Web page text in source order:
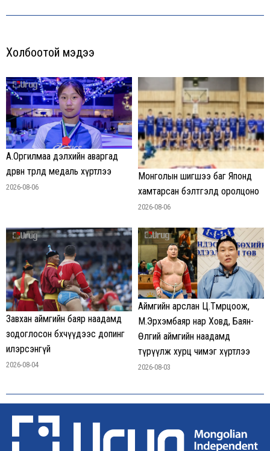
Холбоотой мэдээ
А.Оргилмаа дэлхийн аваргад
дөрвөн төрөлд медаль хүртлээ
2026-08-06
Монголын шигшээ баг Японд
хамтарсан бэлтгэлд оролцоно
2026-08-06
Завхан аймгийн баяр наадамд
зодоглосон бөхчүүдээс допинг
илэрсэнгүй
2026-08-04
Аймгийн арслан Ц.Төмөрцоож,
М.Эрхэмбаяр нар Ховд, Баян-
Өлгий аймгийн наадамд
түрүүлж хурц чимэг хүртлээ
2026-08-03